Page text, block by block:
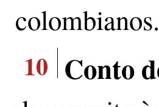
colombianos.
10 Conto